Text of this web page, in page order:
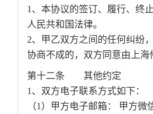
1、本协议的签订、履行、终
人民共和国法律。
2、甲乙双方之间的任何纠纷
协商不成的，双方同意由上海
第十二条 其他约定
1、双方电子联系方式如下：
（1）甲方电子邮箱： 甲方微